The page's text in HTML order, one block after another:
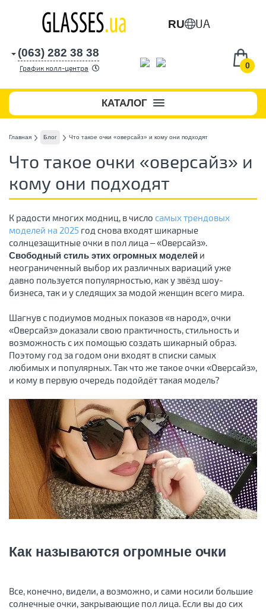
RU UA
0
(063) 282 38 38
График колл-центра
КАТАЛОГ
Главная Блог Что такое очки «оверсайз» и кому они подходят
Что такое очки «оверсайз» и
кому они подходят
К радости многих модниц, в число самых трендовых
моделей на 2025 год снова входят шикарные
солнцезащитные очки в пол лица – «Оверсайз».
Свободный стиль этих огромных моделей и
неограниченный выбор их различных вариаций уже
давно пользуется популярностью, как у звёзд шоу-
бизнеса, так и у следящих за модой женщин всего мира.
Шагнув с подиумов модных показов «в народ», очки
«Оверсайз» доказали свою практичность, стильность и
возможность с их помощью создать шикарный образ.
Поэтому год за годом они входят в списки самых
любимых и популярных. Так что же такое очки «Оверсайз»,
и кому в первую очередь подойдёт такая модель?
Как называются огромные очки
Все, конечно, видели, а возможно, и сами носили большие
солнечные очки, закрывающие пол лица. Если вы до сих